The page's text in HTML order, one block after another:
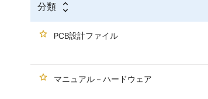
分類
PCB設計ファイル
マニュアル－ハードウェア